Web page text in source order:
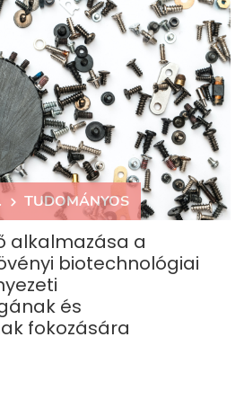
TUDOMÁNYOS
alkalmazása a
biotechnológiai
és
fokozására